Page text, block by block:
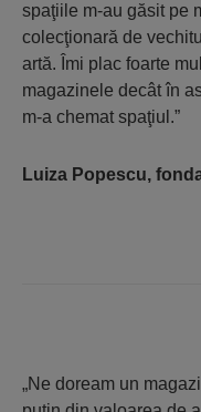
spaţiile m-au găsit pe
colecţionară de
artă. Îmi plac foarte
magazinele decât în
m-a chemat spaţiul.”
Luiza Popescu,
„Ne doream un